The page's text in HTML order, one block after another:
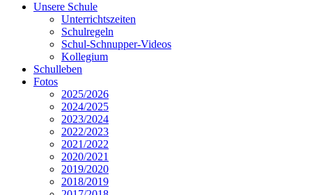
Unsere Schule
Unterrichtszeiten
Schulregeln
Schul-Schnupper-Videos
Kollegium
Schulleben
Fotos
2025/2026
2024/2025
2023/2024
2022/2023
2021/2022
2020/2021
2019/2020
2018/2019